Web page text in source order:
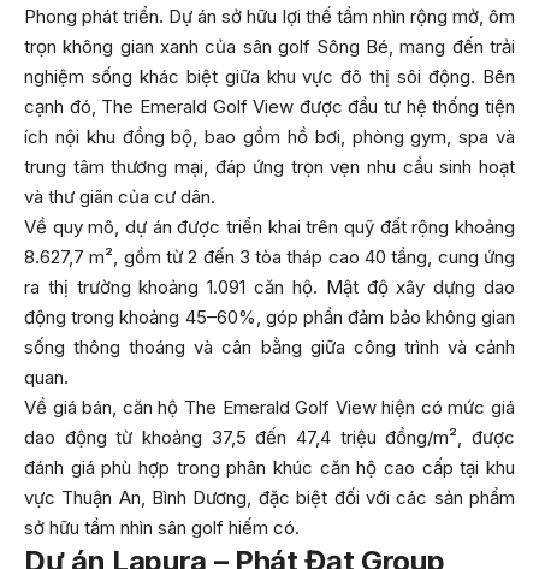
Phong phát triển. Dự án sở hữu lợi thế tầm nhìn rộng mở, ôm
trọn không gian xanh của sân golf Sông Bé, mang đến trải
nghiệm sống khác biệt giữa khu vực đô thị sôi động. Bên
cạnh đó, The Emerald Golf View được đầu tư hệ thống tiện
ích nội khu đồng bộ, bao gồm hồ bơi, phòng gym, spa và
trung tâm thương mại, đáp ứng trọn vẹn nhu cầu sinh hoạt
và thư giãn của cư dân.
Về quy mô, dự án được triển khai trên quỹ đất rộng khoảng
8.627,7 m², gồm từ 2 đến 3 tòa tháp cao 40 tầng, cung ứng
ra thị trường khoảng 1.091 căn hộ. Mật độ xây dựng dao
động trong khoảng 45–60%, góp phần đảm bảo không gian
sống thông thoáng và cân bằng giữa công trình và cảnh
quan.
Về giá bán, căn hộ The Emerald Golf View hiện có mức giá
dao động từ khoảng 37,5 đến 47,4 triệu đồng/m², được
đánh giá phù hợp trong phân khúc căn hộ cao cấp tại khu
vực Thuận An, Bình Dương, đặc biệt đối với các sản phẩm
sở hữu tầm nhìn sân golf hiếm có.
Dự án Lapura – Phát Đạt Group